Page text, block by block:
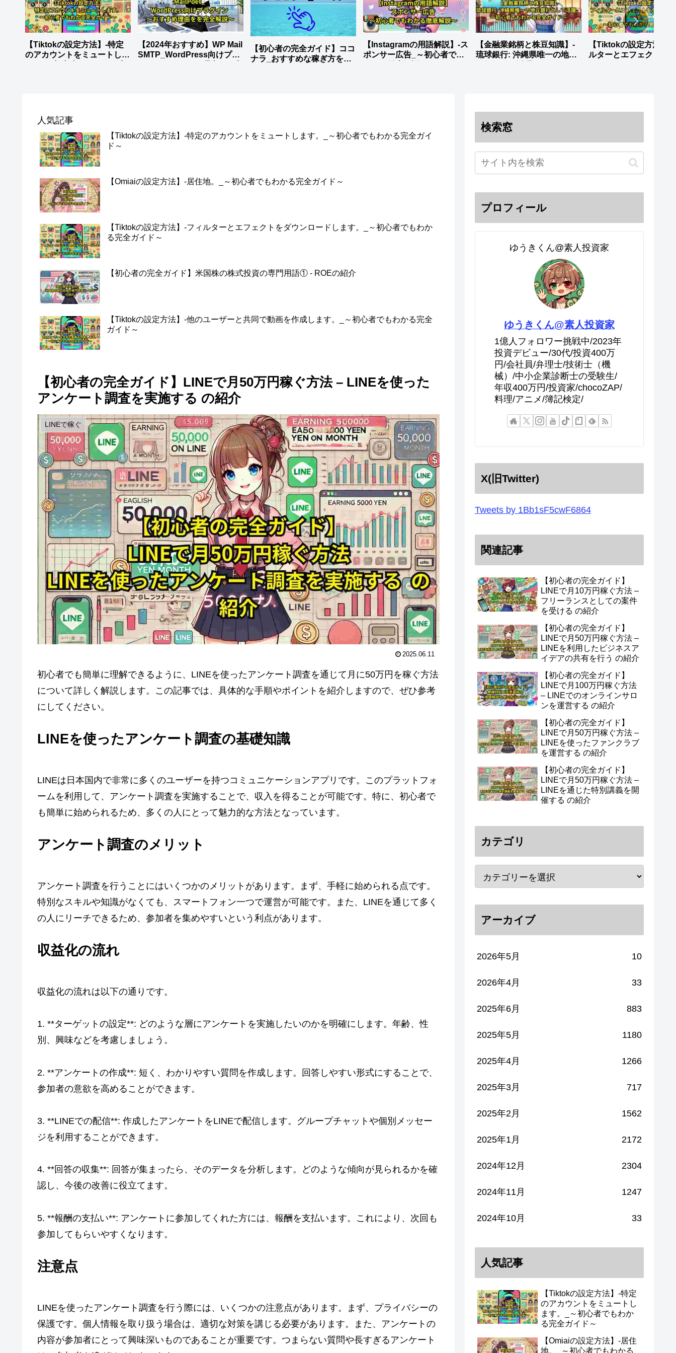
【Tiktokの設定方法】-特定
のアカウントをミュートしま
【2024年おすすめ】WP Mail
SMTP_WordPress向けプラ
【初心者の完全ガイド】ココ
ナラ_おすすめな稼ぎ方を徹
【Instagramの用語解説】-ス
ポンサー広告_～初心者でも
【金融業銘柄と株豆知識】-
琉球銀行: 沖縄県唯一の地元
【Tiktokの設定方法】-
ルターとエフェクトを
人気記事
【Tiktokの設定方法】-特定のアカウントをミュートします。_～初心者でもわかる完全ガイ
ド～
【Omiaiの設定方法】-居住地。_～初心者でもわかる完全ガイド～
【Tiktokの設定方法】-フィルターとエフェクトをダウンロードします。_～初心者でもわか
る完全ガイド～
【初心者の完全ガイド】米国株の株式投資の専門用語① - ROEの紹介
【Tiktokの設定方法】-他のユーザーと共同で動画を作成します。_～初心者でもわかる完全
ガイド～
【初心者の完全ガイド】LINEで月50万円稼ぐ方法 – LINEを使った
アンケート調査を実施する の紹介
LINEで稼ぐ
2025.06.11
初心者でも簡単に理解できるように、LINEを使ったアンケート調査を通じて月に50万円を稼ぐ方法
について詳しく解説します。この記事では、具体的な手順やポイントを紹介しますので、ぜひ参考
にしてください。
LINEを使ったアンケート調査の基礎知識
LINEは日本国内で非常に多くのユーザーを持つコミュニケーションアプリです。このプラットフォ
ームを利用して、アンケート調査を実施することで、収入を得ることが可能です。特に、初心者で
も簡単に始められるため、多くの人にとって魅力的な方法となっています。
アンケート調査のメリット
アンケート調査を行うことにはいくつかのメリットがあります。まず、手軽に始められる点です。
特別なスキルや知識がなくても、スマートフォン一つで運営が可能です。また、LINEを通じて多く
の人にリーチできるため、参加者を集めやすいという利点があります。
収益化の流れ
収益化の流れは以下の通りです。
1. **ターゲットの設定**: どのような層にアンケートを実施したいのかを明確にします。年齢、性
別、興味などを考慮しましょう。
2. **アンケートの作成**: 短く、わかりやすい質問を作成します。回答しやすい形式にすることで、
参加者の意欲を高めることができます。
3. **LINEでの配信**: 作成したアンケートをLINEで配信します。グループチャットや個別メッセー
ジを利用することができます。
4. **回答の収集**: 回答が集まったら、そのデータを分析します。どのような傾向が見られるかを確
認し、今後の改善に役立てます。
5. **報酬の支払い**: アンケートに参加してくれた方には、報酬を支払います。これにより、次回も
参加してもらいやすくなります。
注意点
LINEを使ったアンケート調査を行う際には、いくつかの注意点があります。まず、プライバシーの
保護です。個人情報を取り扱う場合は、適切な対策を講じる必要があります。また、アンケートの
内容が参加者にとって興味深いものであることが重要です。つまらない質問や長すぎるアンケート
検索窓
プロフィール
ゆうきくん@素人投資家
ゆうきくん@素人投資家
1億人フォロワー挑戦中/2023年
投資デビュー/30代/投資400万
円/会社員/弁理士/技術士（機
械）/中小企業診断士の受験生/
年収400万円/投資家/chocoZAP/
料理/アニメ/簿記検定/
X(旧Twitter)
Tweets by 1Bb1sF5cwF6864
関連記事
【初心者の完全ガイド】
LINEで月10万円稼ぐ方法 –
フリーランスとしての案件
を受ける の紹介
【初心者の完全ガイド】
LINEで月50万円稼ぐ方法 –
LINEを利用したビジネスア
イデアの共有を行う の紹介
【初心者の完全ガイド】
LINEで月100万円稼ぐ方法
– LINEでのオンラインサロ
ンを運営する の紹介
【初心者の完全ガイド】
LINEで月50万円稼ぐ方法 –
LINEを使ったファンクラブ
を運営する の紹介
【初心者の完全ガイド】
LINEで月50万円稼ぐ方法 –
LINEを通じた特別講義を開
催する の紹介
カテゴリ
アーカイブ
2026年5月 10
2026年4月 33
2025年6月 883
2025年5月 1180
2025年4月 1266
2025年3月 717
2025年2月 1562
2025年1月 2172
2024年12月 2304
2024年11月 1247
2024年10月 33
人気記事
【Tiktokの設定方法】-特定
のアカウントをミュートし
ます。_～初心者でもわか
る完全ガイド～
【Omiaiの設定方法】-居住
地。_～初心者でもわかる